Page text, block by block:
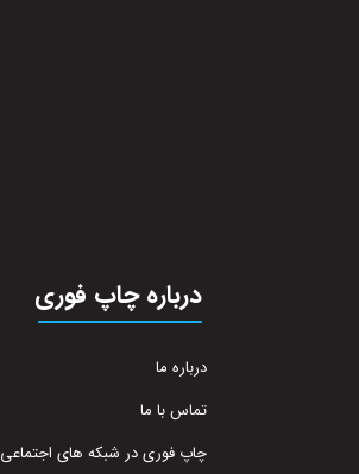
درباره چاپ فوری
درباره ما
تماس با ما
چاپ فوری در شبکه های اجتماعی